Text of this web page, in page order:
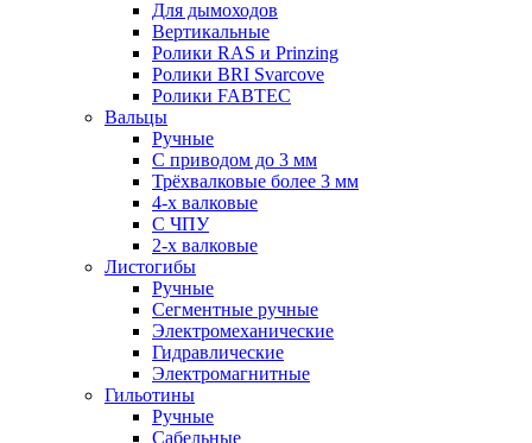
Для дымоходов
Вертикальные
Ролики RAS и Prinzing
Ролики BRI Svarcove
Ролики FABTEC
Вальцы
Ручные
С приводом до 3 мм
Трёхвалковые более 3 мм
4-х валковые
С ЧПУ
2-х валковые
Листогибы
Ручные
Сегментные ручные
Электромеханические
Гидравлические
Электромагнитные
Гильотины
Ручные
Сабельные